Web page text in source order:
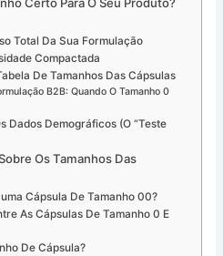
Certo Para O Seu Produto?
Total Da Sua Formulação
Compactada
De Tamanhos Das Cápsulas
B2B: Quando O Tamanho 0
Dados Demográficos (o “teste
Os Tamanhos Das
Cápsula De Tamanho 00?
As Cápsulas De Tamanho 0 E
De Cápsula?